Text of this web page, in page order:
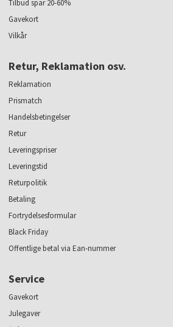
Tilbud spar 20-60%
Gavekort
Vilkår
Retur, Reklamation osv.
Reklamation
Prismatch
Handelsbetingelser
Retur
Leveringspriser
Leveringstid
Returpolitik
Betaling
Fortrydelsesformular
Black Friday
Offentlige betal via Ean-nummer
Service
Gavekort
Julegaver